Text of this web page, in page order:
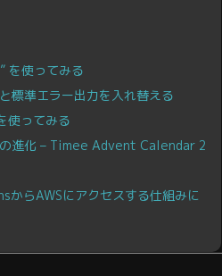
を使ってみる
標準エラー出力を入れ替える
ってみる
進化 – Timee Advent Calendar 2
らAWSにアクセスする仕組みに